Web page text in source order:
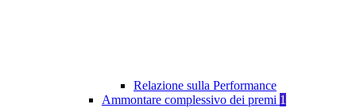
Relazione sulla Performance
Ammontare complessivo dei premi 1